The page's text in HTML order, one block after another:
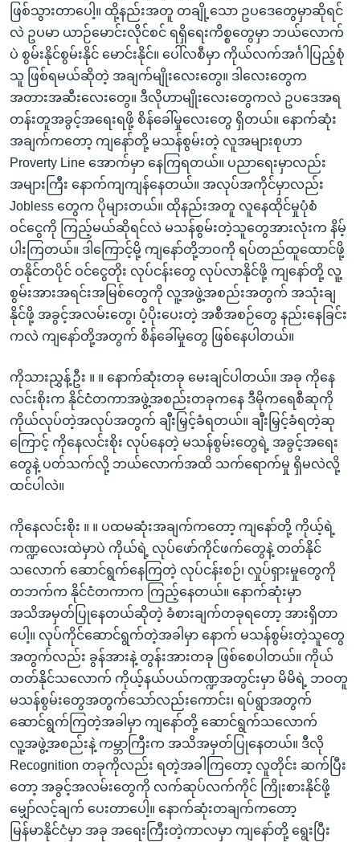
ဖြစ်သွားတာပေါ့။ ထို့နည်းအတူ တချို့သော ဥပဒေတွေမှာဆိုရင်
လဲ ဥပမာ ယာဉ်မောင်းလိုင်စင် ရရှိရေးကိစ္စတွေမှာ ဘယ်လောက်
ပဲ စွမ်းနိုင်စွမ်းနိုင် မောင်းနိုင်။ ပေါ်လစီမှာ ကိုယ်လက်အင်္ဂါပြည့်စုံ
သူ ဖြစ်ရမယ်ဆိုတဲ့ အချက်မျိုးလေးတွေ။ ဒါလေးတွေက
အတားအဆီးလေးတွေ။ ဒီလိုဟာမျိုးလေးတွေကလဲ ဥပဒေအရ
တန်းတူအခွင့်အရေးရဖို့ စိန်ခေါ်မှုလေးတွေ ရှိတယ်။ နောက်ဆုံး
အချက်ကတော့ ကျနော်တို့ မသန်စွမ်းတဲ့ လူအများစုဟာ
Proverty Line အောက်မှာ နေကြရတယ်။ ပညာရေးမှာလည်း
အများကြီး နောက်ကျကျန်နေတယ်။ အလုပ်အကိုင်မှာလည်း
Jobless တွေက ပိုများတယ်။ ထိုနည်းအတူ လူနေထိုင်မှုပုံစံ
ဝင်ငွေကို ကြည့်မယ်ဆိုရင်လဲ မသန်စွမ်းတဲ့သူတွေအားလုံးက နိမ့်
ပါးကြတယ်။ ဒါကြောင့်မို့ ကျနော်တို့ဘဝကို ရပ်တည်ထူထောင်ဖို့
တနိုင်တပိုင် ဝင်ငွေတိုး လုပ်ငန်းတွေ လုပ်လာနိုင်ဖို့ ကျနော်တို့ လူ့
စွမ်းအားအရင်းအမြစ်တွေကို လူ့အဖွဲ့အစည်းအတွက် အသုံးချ
နိုင်ဖို့ အခွင့်အလမ်းတွေ၊ ပံ့ပိုးပေးတဲ့ အစီအစဉ်တွေ နည်းနေခြင်း
ကလဲ ကျနော်တို့အတွက် စိန်ခေါ်မှုတွေ ဖြစ်နေပါတယ်။
ကိုသားညွှန့်ဦး ။ ။ နောက်ဆုံးတခု မေးချင်ပါတယ်။ အခု ကိုနေ
လင်းစိုးက နိုင်ငံတကာအဖွဲ့အစည်းတခုကနေ ဒီမိုကရေစီဆုကို
ကိုယ်လုပ်တဲ့အလုပ်အတွက် ချီးမြှင့်ခံရတယ်။ ချီးမြှင့်ခံရတဲ့ဆု
ကြောင့် ကိုနေလင်းစိုး လုပ်နေတဲ့ မသန်စွမ်းတွေရဲ့ အခွင့်အရေး
တွေနဲ့ ပတ်သက်လို့ ဘယ်လောက်အထိ သက်ရောက်မှု ရှိမလဲလို့
ထင်ပါလဲ။
ကိုနေလင်းစိုး ။ ။ ပထမဆုံးအချက်ကတော့ ကျနော်တို့ ကိုယ့်ရဲ့
ကဏ္ဍလေးထဲမှာပဲ ကိုယ်ရဲ့ လုပ်ဖော်ကိုင်ဖက်တွေနဲ့ တတ်နိုင်
သလောက် ဆောင်ရွက်နေကြတဲ့ လုပ်ငန်းစဉ်၊ လှုပ်ရှားမှုတွေကို
တဘက်က နိုင်ငံတကာက ကြည့်နေတယ်။ နောက်ဆုံးမှာ
အသိအမှတ်ပြုနေတယ်ဆိုတဲ့ ခံစားချက်တခုရတော့ အားရှိတာ
ပေါ့။ လုပ်ကိုင်ဆောင်ရွက်တဲ့အခါမှာ နောက် မသန်စွမ်းတဲ့သူတွေ
အတွက်လည်း ခွန်အားနဲ့ တွန်းအားတခု ဖြစ်စေပါတယ်။ ကိုယ်
တတ်နိုင်သလောက် ကိုယ့်နယ်ပယ်ကဏ္ဍအတွင်းမှာ မိမိရဲ့ ဘဝတူ
မသန်စွမ်းတွေအတွက်သော်လည်းကောင်း၊ ရပ်ရွာအတွက်
ဆောင်ရွက်ကြတဲ့အခါမှာ ကျနော်တို့ ဆောင်ရွက်သလောက်
လူ့အဖွဲ့အစည်းနဲ့ ကမ္ဘာကြီးက အသိအမှတ်ပြုနေတယ်။ ဒီလို
Recognition တခုကိုလည်း ရတဲ့အခါကြတော့ လူတိုင်း ဆက်ပြီး
တော့ အခွင့်အလမ်းတွေကို လက်ဆုပ်လက်ကိုင် ကြိုးစားနိုင်ဖို့
မျှော်လင့်ချက် ပေးတာပေါ့။ နောက်ဆုံးတချက်ကတော့
မြန်မာနိုင်ငံမှာ အခု အရေးကြီးတဲ့ကာလမှာ ကျနော်တို့ ရွေးပြီး